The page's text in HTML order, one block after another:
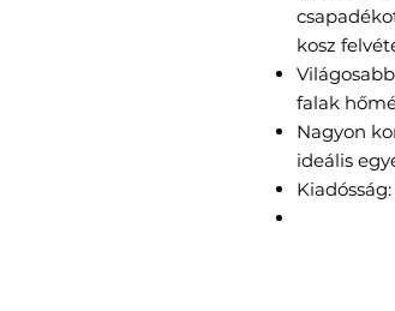
kosz
falak
Nagyon
ideális